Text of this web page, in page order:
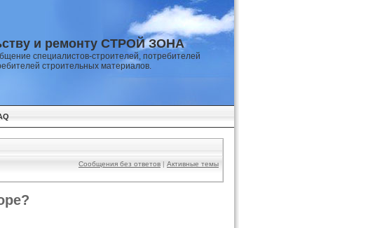
и ремонту СТРОЙ ЗОНА
специалистов-строителей, потребителей
строительных материалов.
Сообщения без ответов | Активные темы